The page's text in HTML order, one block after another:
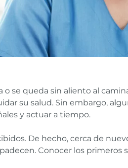
se queda sin aliento al
su salud. Sin embargo,
y actuar a tiempo.
De hecho, cerca de
Conocer los